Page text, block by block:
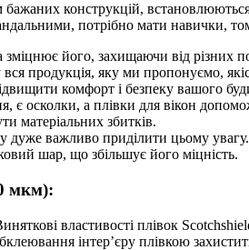
бажаних конструкцій,
потрібно мати навички,
зміцнює його, захищаючи від різних
продукція, яку ми пропонуємо,
комфорт і безпеку вашого
є осколки, а плівки для вікон
матеріальних збитків.
дуже важливо приділити цьому увагу.
шар, що збільшує його міцність.
мкм):
властивості плівок
інтер’єру плівкою